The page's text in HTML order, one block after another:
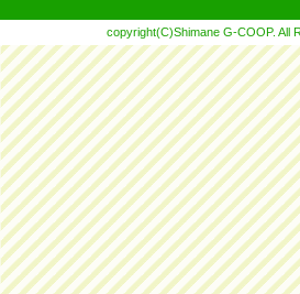
copyright(C)Shimane G-COOP. All